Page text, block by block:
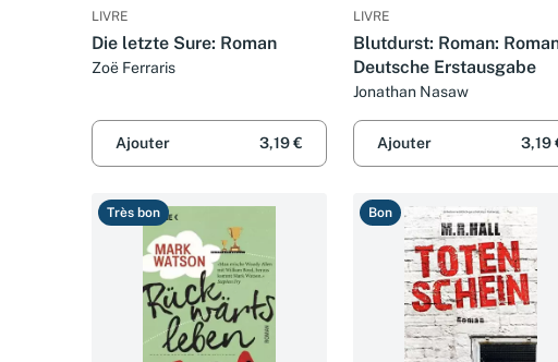
LIVRE
Die letzte Sure: Roman
Zoë Ferraris
Ajouter 3,19 €
LIVRE
Blutdurst: Roman:
Deutsche Erstausgabe
Jonathan Nasaw
Ajouter 3,19
Très bon Bon